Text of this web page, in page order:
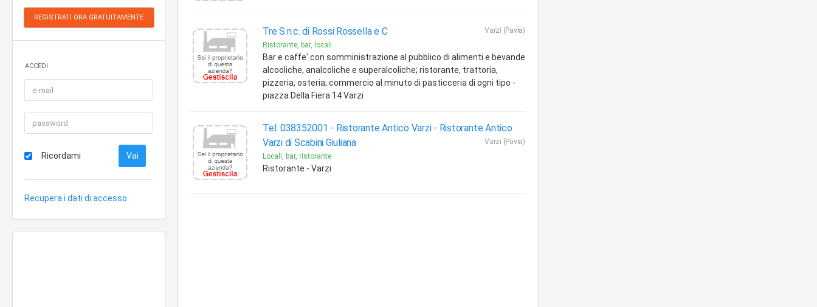
ACCEDI
Ricordami
Recupera i dati di accesso
Tre S.n.c. di Rossi Rossella e C
Varzi (Pavia)
Ristorante, bar, locali
Bar e caffe' con somministrazione al pubblico di alimenti e bevande
alcooliche, analcoliche e superalcoliche; ristorante, trattoria,
pizzeria, osteria; commercio al minuto di pasticceria di ogni tipo -
piazza Della Fiera 14 Varzi
Tel. 038352001 - Ristorante Antico Varzi - Ristorante Antico
Varzi di Scabini Giuliana
Varzi (Pavia)
Locali, bar, ristorante
Ristorante - Varzi